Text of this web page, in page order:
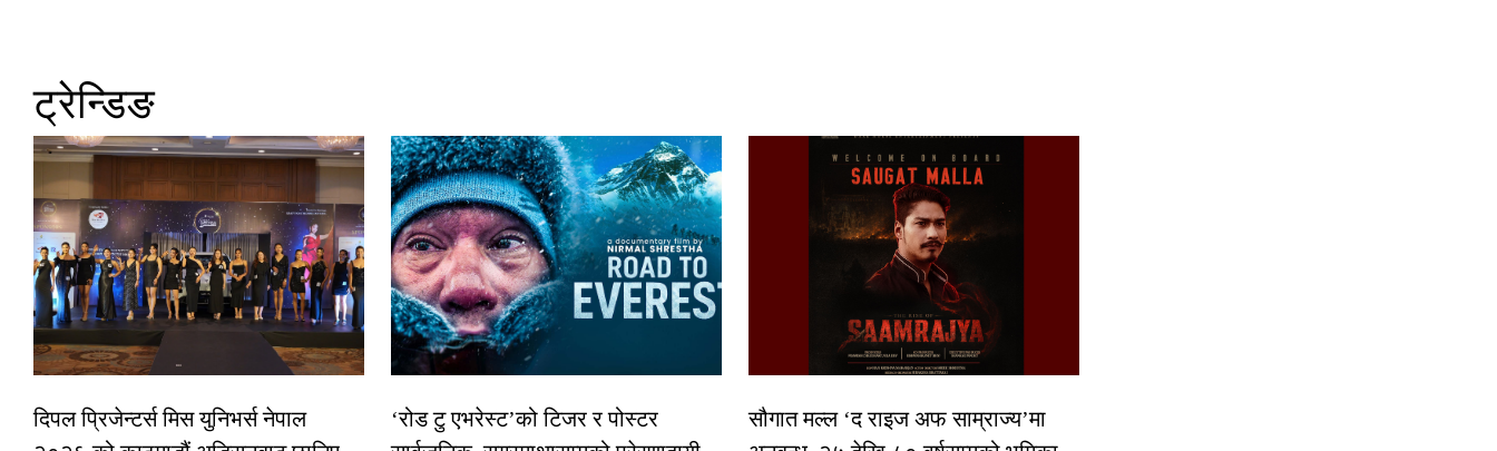
ट्रेन्डिङ
दिपल प्रिजेन्टर्स मिस युनिभर्स नेपाल
‘रोड टु एभरेस्ट’को टिजर र पोस्टर
सौगात मल्ल ‘द राइज अफ साम्राज्य’मा